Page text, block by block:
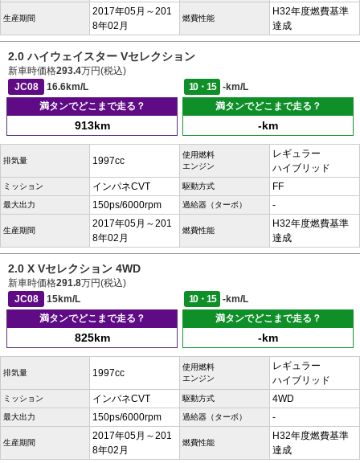
生産期間
2017年05月～201
8年02月
燃費性能
H32年度燃費基準
達成
2.0 ハイウェイスター Vセレクション
新車時価格293.4万円(税込)
JC08
16.6km/L 10・15
-km/L
満タンでどこまで走る？
913km
満タンでどこまで走る？
-km
排気量 1997cc
使用燃料
エンジン
レギュラー
ハイブリッド
ミッション インパネCVT 駆動方式 FF
最大出力 150ps/6000rpm 過給器（ターボ） -
生産期間
2017年05月～201
8年02月
燃費性能
H32年度燃費基準
達成
2.0 X Vセレクション 4WD
新車時価格291.8万円(税込)
JC08
15km/L 10・15
-km/L
満タンでどこまで走る？
825km
満タンでどこまで走る？
-km
排気量 1997cc
使用燃料
エンジン
レギュラー
ハイブリッド
ミッション インパネCVT 駆動方式 4WD
最大出力 150ps/6000rpm 過給器（ターボ） -
生産期間
2017年05月～201
8年02月
燃費性能
H32年度燃費基準
達成